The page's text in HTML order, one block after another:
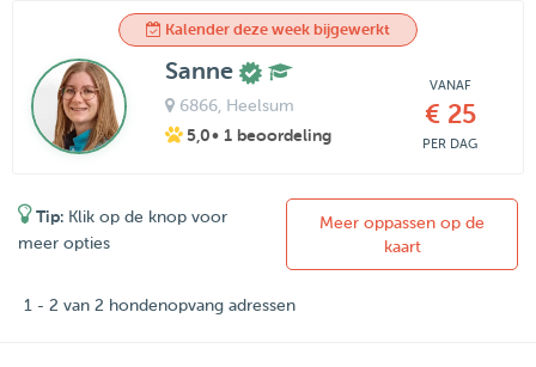
Kalender deze week bijgewerkt
Sanne
6866, Heelsum
5,0• 1 beoordeling
VANAF
€ 25
PER DAG
Tip: Klik op de knop voor
meer opties
Meer oppassen op de
kaart
1 - 2 van 2 hondenopvang adressen